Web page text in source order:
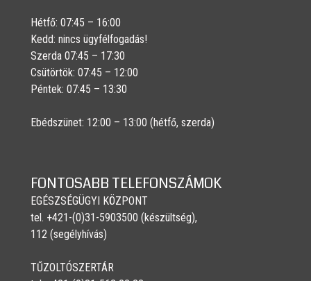
Hétfő: 07:45 – 16:00
Kedd: nincs ügyfélfogadás!
Szerda 07:45 – 17:30
Csütörtök: 07:45 – 12:00
Péntek: 07:45 – 13:30
Ebédszünet: 12:00 – 13:00 (hétfő, szerda)
FONTOSABB TELEFONSZÁMOK
EGÉSZSÉGÜGYI KÖZPONT
tel. +421-(0)31-5903500 (készültség),
112 (segélyhívás)
TŰZOLTÓSZERTÁR